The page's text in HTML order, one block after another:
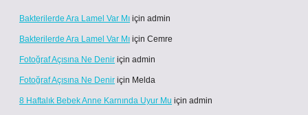
Bakterilerde Ara Lamel Var Mı için admin
Bakterilerde Ara Lamel Var Mı için Cemre
Fotoğraf Açısına Ne Denir için admin
Fotoğraf Açısına Ne Denir için Melda
8 Haftalık Bebek Anne Karnında Uyur Mu için admin